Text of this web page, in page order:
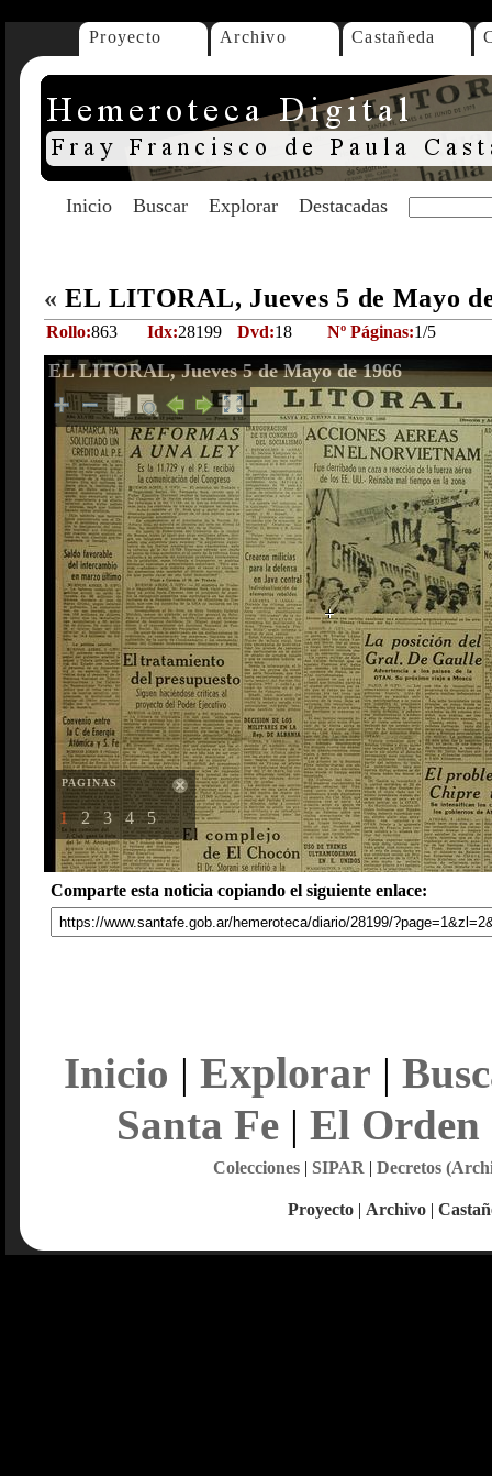
Proyecto Archivo Castañeda
Inicio Buscar Explorar Destacadas
« EL LITORAL, Jueves 5 de Mayo
Rollo:863 Idx:28199 Dvd:18 Nº Páginas:1/5
EL LITORAL, Jueves 5 de Mayo de 1966
PAGINAS
1 2 3 4 5
Comparte esta noticia copiando el siguiente enlace:
Inicio | Explorar |
Santa Fe| El Orden
Colecciones| SIPAR | Decretos
Proyecto | Archivo |